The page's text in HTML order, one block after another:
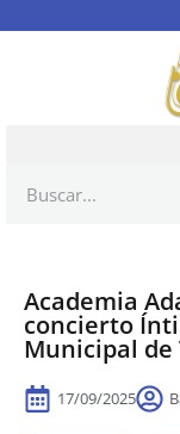
Academia
concierto
Municipal de
17/09/2025